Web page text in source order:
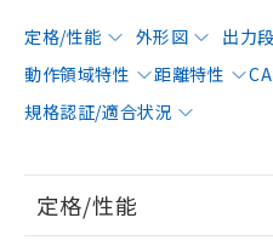
定格/性能 外形図 出力
動作領域特性
距離特性
規格認証/適合状況
定格/性能